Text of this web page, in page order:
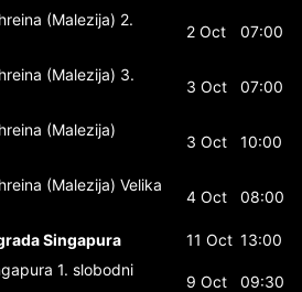
(Malezija) 2.
2 Oct 07:00
(Malezija) 3.
3 Oct 07:00
(Malezija)
3 Oct 10:00
(Malezija) Velika
4 Oct 08:00
Singapura 11 Oct 13:00
1. slobodni
9 Oct 09:30